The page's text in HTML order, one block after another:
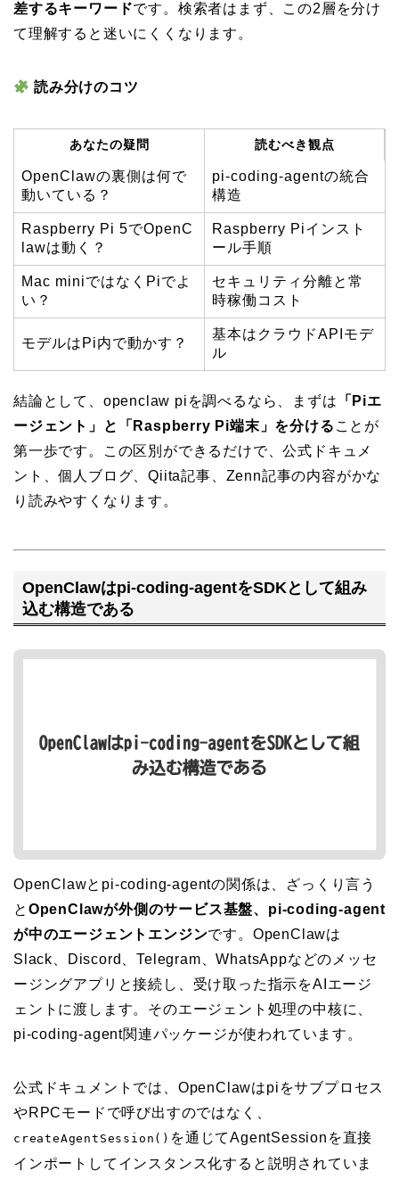
差するキーワードです。検索者はまず、この2層を分け
て理解すると迷いにくくなります。
読み分けのコツ
あなたの疑問 読むべき観点
OpenClawの裏側は何で
動いている？
pi-coding-agentの統合
構造
Raspberry Pi 5でOpenC
lawは動く？
Raspberry Piインスト
ール手順
Mac miniではなくPiでよ
い？
セキュリティ分離と常
時稼働コスト
モデルはPi内で動かす？
基本はクラウドAPIモデ
ル
結論として、openclaw piを調べるなら、まずは 「Piエ
ージェント」と「Raspberry Pi端末」を分ける ことが
第一歩です。この区別ができるだけで、公式ドキュメ
ント、個人ブログ、Qiita記事、Zenn記事の内容がかな
り読みやすくなります。
OpenClawはpi-coding-agentをSDKとして組み
込む構造である
OpenClawとpi-coding-agentの関係は、ざっくり言う
と OpenClawが外側のサービス基盤、pi-coding-agent
が中のエージェントエンジンです。OpenClawは
Slack、Discord、Telegram、WhatsAppなどのメッセ
ージングアプリと接続し、受け取った指示をAIエージ
ェントに渡します。そのエージェント処理の中核に、
pi-coding-agent関連パッケージが使われています。
公式ドキュメントでは、OpenClawはpiをサブプロセス
やRPCモードで呼び出すのではなく、
createAgentSession() を通じてAgentSessionを直接
インポートしてインスタンス化すると説明されていま